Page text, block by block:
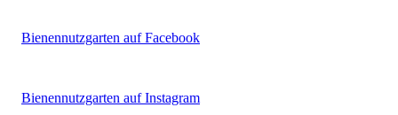
Bienennutzgarten auf Facebook
Bienennutzgarten auf Instagram